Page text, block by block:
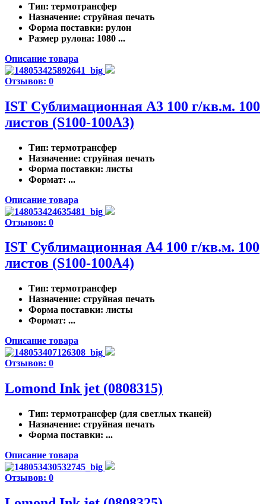
Тип: термотрансфер
Назначение: струйная печать
Форма поставки: рулон
Размер рулона: 1080 ...
Описание товара
Отзывов: 0
IST Cублимационная A3 100 г/кв.м. 100
листов (S100-100A3)
Тип: термотрансфер
Назначение: струйная печать
Форма поставки: листы
Формат: ...
Описание товара
Отзывов: 0
IST Сублимационная A4 100 г/кв.м. 100
листов (S100-100A4)
Тип: термотрансфер
Назначение: струйная печать
Форма поставки: листы
Формат: ...
Описание товара
Отзывов: 0
Lomond Ink jet (0808315)
Тип: термотрансфер (для светлых тканей)
Назначение: струйная печать
Форма поставки: ...
Описание товара
Отзывов: 0